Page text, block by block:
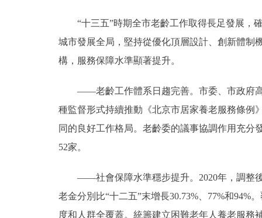
“十三五”時期全市老齡工作取得長足發展，確
城市發展全局，堅持從優化頂層設計、創新體制
構，服務保障水準顯著提升。
——老齡工作體系日趨完善。市委、市政府高
種監督形式持續推動《北京市居家養老服務條例
同的良好工作格局。老齡委的議事協調作用充
52家。
——社會保障水準穩步提升。2020年，調整後
老金分別比“十二五”末增長30.73%、77%和
度和人群全覆蓋。統籌建立困難老年人養老服務